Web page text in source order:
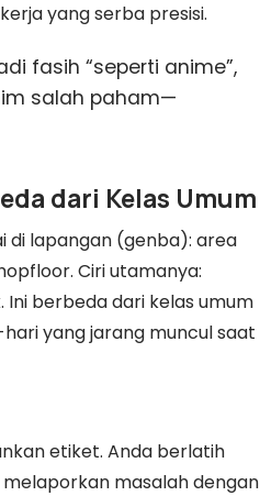
yang serba presisi.
fasih “seperti anime”,
salah paham—
dari Kelas Umum
di lapangan (genba): area
Ciri utamanya:
Ini berbeda dari kelas umum
yang jarang muncul saat
etiket. Anda berlatih
masalah dengan